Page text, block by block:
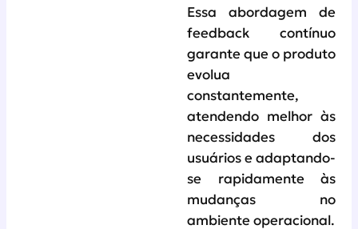
Essa abordagem de
feedback contínuo
garante que o produto
evolua
constantemente,
atendendo melhor às
necessidades dos
usuários e adaptando-
se rapidamente às
mudanças no
ambiente operacional.